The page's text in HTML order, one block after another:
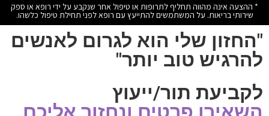
* ההצעה אינה מהווה תחליף לתרופות או טיפול אחר שנקבע על ידי רופא או ספק
שירותי בריאות. על המשתמשים להתייעץ עם רופא לפני תחילת טיפול כלשהו.
"החזון שלי הוא לגרום לאנשים
להרגיש טוב יותר"
לקביעת תור/ייעוץ